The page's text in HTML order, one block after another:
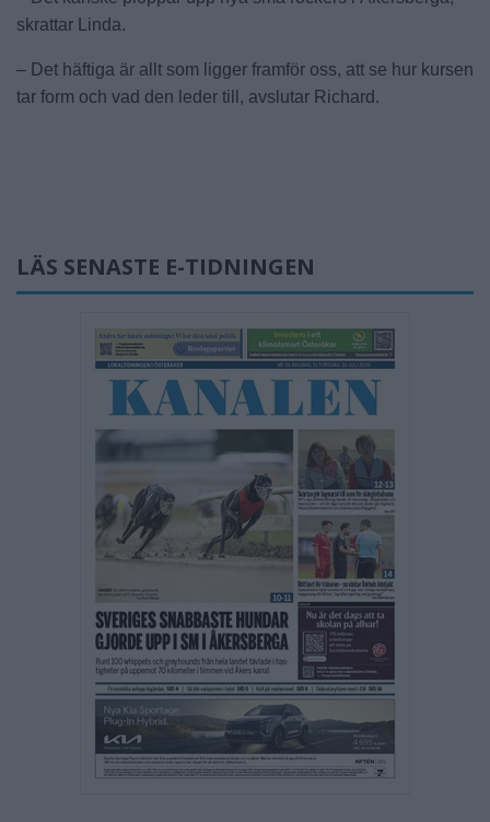
skrattar Linda.
– Det häftiga är allt som ligger framför oss, att se hur kursen
tar form och vad den leder till, avslutar Richard.
LÄS SENASTE E-TIDNINGEN